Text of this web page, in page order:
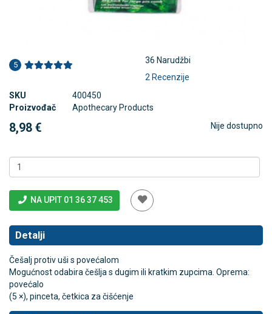
5
36 Narudžbi
2 Recenzije
SKU
400450
Proizvođač
Apothecary Products
8,98 € Nije dostupno
NA UPIT 01 36 37 453
Detalji
Češalj protiv uši s povećalom
Mogućnost odabira češlja s dugim ili kratkim zupcima. Oprema:
povećalo
(5 ×), pinceta, četkica za čišćenje